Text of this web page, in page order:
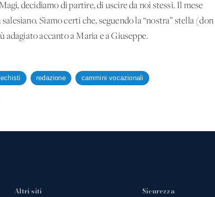
decidiamo di partire, di uscire da noi stessi. Il mese
Siamo certi che, seguendo la “nostra” stella (don
adagiato accanto a Maria e a Giuseppe.
redazione cammini vocazionali
Altri siti Sicurezza